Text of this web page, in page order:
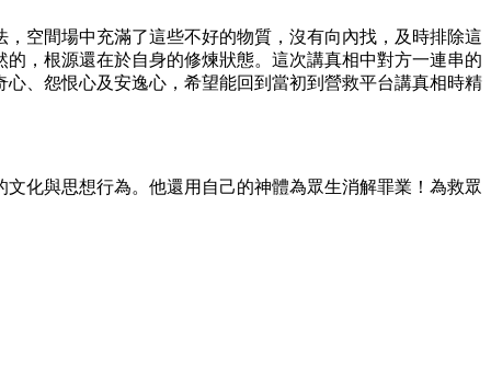
空間場中充滿了這些不好的物質，沒有向內找，及時排除這
，根源還在於自身的修煉狀態。這次講真相中對方一連串的
、怨恨心及安逸心，希望能回到當初到營救平台講真相時精
化與思想行為。他還用自己的神體為眾生消解罪業！為救眾